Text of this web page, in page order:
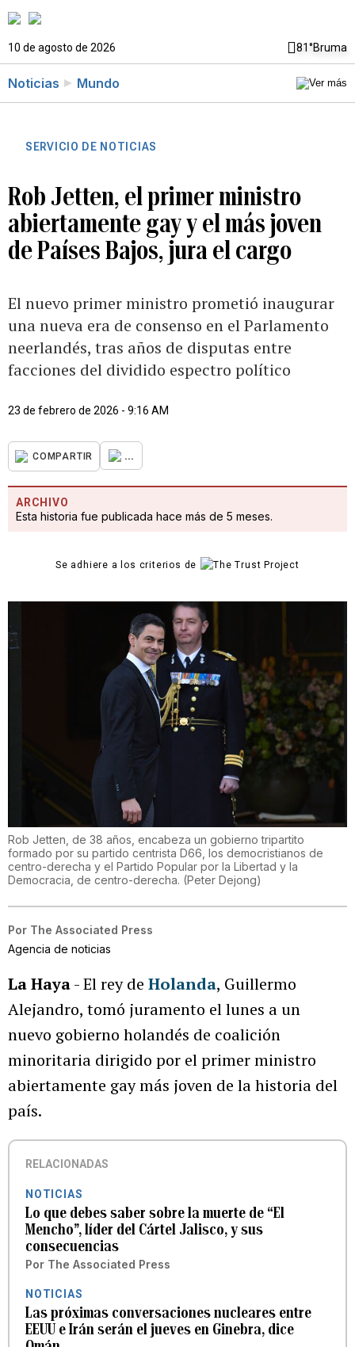
10 de agosto de 2026 81°Bruma
Noticias Mundo
SERVICIO DE NOTICIAS
Rob Jetten, el primer ministro
abiertamente gay y el más joven
de Países Bajos, jura el cargo
El nuevo primer ministro prometió inaugurar
una nueva era de consenso en el Parlamento
neerlandés, tras años de disputas entre
facciones del dividido espectro político
23 de febrero de 2026 - 9:16 AM
COMPARTIR ...
ARCHIVO
Esta historia fue publicada hace más de 5 meses.
Se adhiere a los criterios de
Rob Jetten, de 38 años, encabeza un gobierno tripartito
formado por su partido centrista D66, los democristianos de
centro-derecha y el Partido Popular por la Libertad y la
Democracia, de centro-derecha. (Peter Dejong)
Por The Associated Press
Agencia de noticias
La Haya- El rey de Holanda, Guillermo
Alejandro, tomó juramento el lunes a un
nuevo gobierno holandés de coalición
minoritaria dirigido por el primer ministro
abiertamente gay más joven de la historia del
país.
RELACIONADAS
NOTICIAS
Lo que debes saber sobre la muerte de “El
Mencho”, líder del Cártel Jalisco, y sus
consecuencias
Por The Associated Press
NOTICIAS
Las próximas conversaciones nucleares entre
EEUU e Irán serán el jueves en Ginebra, dice